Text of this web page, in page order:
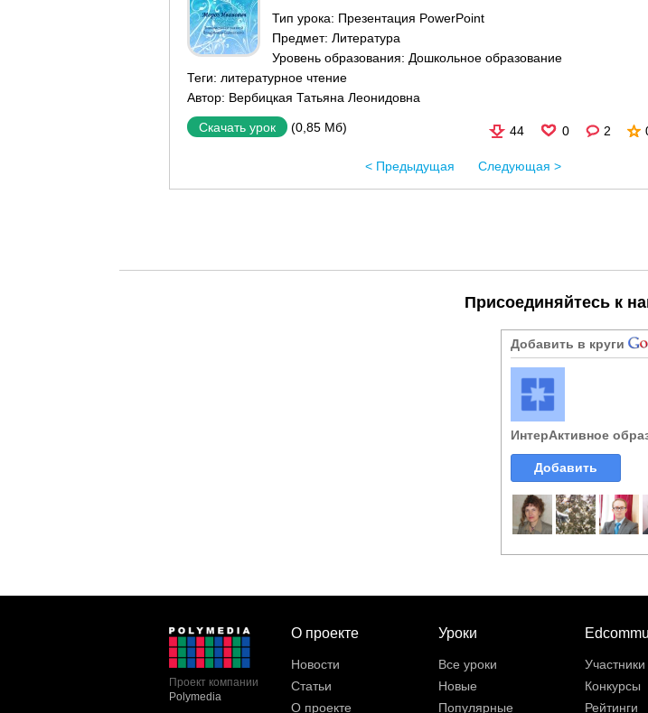
Тип урока: Презентация PowerPoint
Предмет: Литература
Уровень образования: Дошкольное образование
Теги: литературное чтение
Автор: Вербицкая Татьяна Леонидовна
Скачать урок (0,85 Мб) 44 0 2
< Предыдущая Следующая >
Присоединяйтесь к
Добавить в круги
ИнтерАктивное
Добавить
Проект компании
Polymedia
О проекте
Новости
Статьи
О проекте
Уроки
Все уроки
Новые
Популярные
Участники
Конкурсы
Рейтинги